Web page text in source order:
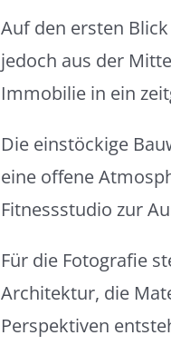
Auf den ersten
jedoch aus der
Immobilie in ein
Die einstöckige
eine offene
Fitnessstudio zur
Für die Fotografie
Architektur, die
Perspektiven